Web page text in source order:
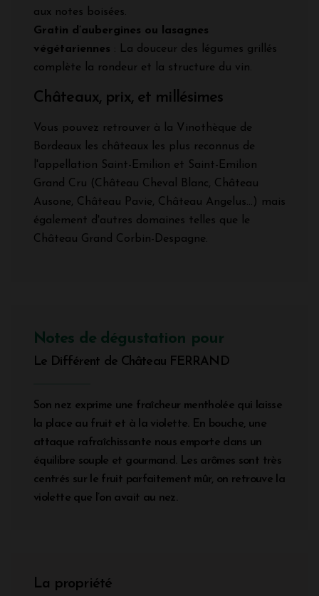
aux notes boisées.
Gratin d’aubergines ou lasagnes
végétariennes : La douceur des légumes grillés
complète la rondeur et la structure du vin.
Châteaux, prix, et millésimes
Vous pouvez retrouver à la Vinothèque de
Bordeaux les châteaux les plus reconnus de
l'appellation Saint-Emilion et Saint-Emilion
Grand Cru (Château Cheval Blanc, Château
Ausone, Château Pavie, Château Angelus...) mais
également d'autres domaines telles que le
Château Grand Corbin-Despagne.
Notes de dégustation pour
Le Différent de Château FERRAND
Son nez exprime une fraîcheur mentholée qui laisse
la place au fruit et à la violette. En bouche, une
attaque rafraîchissante nous emporte dans un
équilibre souple et gourmand. Les arômes sont très
centrés sur le fruit parfaitement mûr, on retrouve la
violette que l’on avait au nez.
La propriété